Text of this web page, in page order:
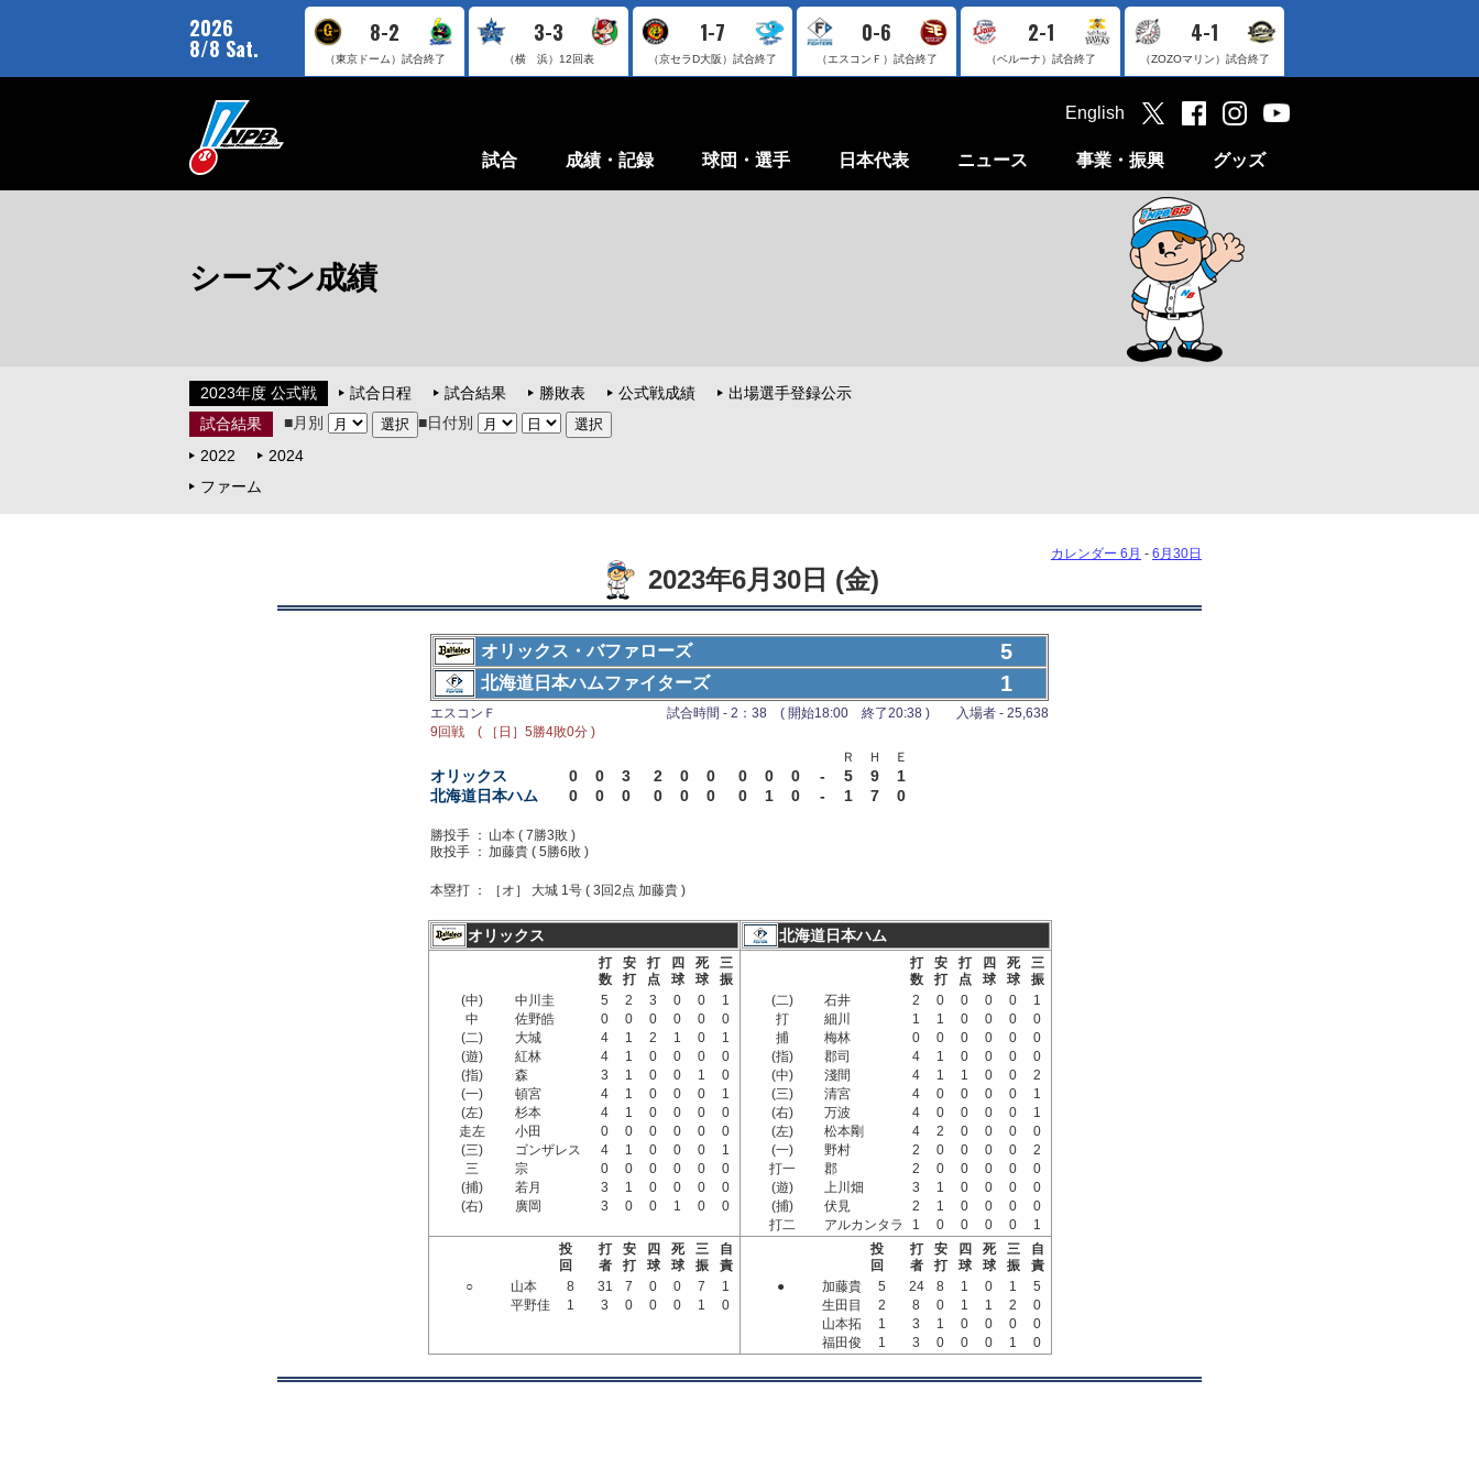
2026
8/8 Sat.
8-2
（東京ドーム） 試合終了
3-3
（横 浜） 12回表
1-7
（京セラD大阪） 試合終了
0-6
（エスコンＦ） 試合終了
2-1
（ベルーナ） 試合終了
4-1
（ZOZOマリン） 試合終了
試合 成績・記録 球団・選手 日本代表 ニュース 事業・振興 グッズ
English
シーズン成績
2023年度 公式戦 試合日程 試合結果 勝敗表 公式戦成績
出場選手登録公示
試合結果
■月別
■日付別
2022
2024
ファーム
カレンダー 6月 - 6月30日
2023年6月30日 (金)
オリックス・バファローズ 5
北海道日本ハムファイターズ 1
エスコンＦ
試合時間 - 2：38 ( 開始18:00 終了20:38 ) 入場者 - 25,638
9回戦 ( ［日］5勝4敗0分 )
Ｒ
Ｈ Ｅ
オリックス 0 0 3 2 0 0 0 0 0 - 5 9
1
北海道日本ハム
0 0 0 0 0 0 0 1 0 - 1 7 0
勝投手 ： 山本 ( 7勝3敗 )
敗投手 ： 加藤貴 ( 5勝6敗 )
本塁打 ： ［オ］ 大城 1号 ( 3回2点 加藤貴 )
オリックス 北海道日本ハム
打
数
安
打
打
点
四
球
死
球
三
振
(中)
中川圭 5 2 3 0 0
1
中
佐野皓 0 0 0 0 0
0
(二)
大城 4 1 2 1 0
1
(遊)
紅林 4 1 0 0 0
0
(指)
森 3 1 0 0 1
0
(一)
頓宮 4 1 0 0 0
1
(左)
杉本 4 1 0 0 0
0
走左
小田 0 0 0 0 0
0
(三)
ゴンザレス 4 1 0 0 0
1
三
宗 0 0 0 0 0
0
(捕)
若月 3 1 0 0 0
0
(右)
廣岡 3 0 0 1 0 0
打
数
安
打
打
点
四
球
死
球
三
振
(二)
石井 2 0 0 0 0
1
打
細川 1 1 0 0 0
0
捕
梅林 0 0 0 0 0
0
(指)
郡司 4 1 0 0 0
0
(中)
淺間 4 1 1 0 0
2
(三)
清宮 4 0 0 0 0
1
(右)
万波 4 0 0 0 0
1
(左)
松本剛 4 2 0 0 0
0
(一)
野村 2 0 0 0 0
2
打一
郡 2 0 0 0 0
0
(遊)
上川畑 3 1 0 0 0
0
(捕)
伏見 2 1 0 0 0
0
打二
アルカンタラ 1 0 0 0 0
1
投
回
打
者
安
打
四
球
死
球
三
振
自
責
○
山本 8 31 7 0 0 7
1
平野佳
1 3 0 0 0 1 0
投
回
打
者
安
打
四
球
死
球
三
振
自
責
●
加藤貴 5 24 8 1 0 1
5
生田目
2 8 0 1 1 2
0
山本拓
1 3 1 0 0 0
0
福田俊
1 3 0 0 0 1 0